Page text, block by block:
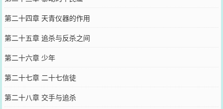
第二十四章 天青仪器的作用
第二十五章 追杀与反杀之间
第二十六章 少年
第二十七章 二十七信徒
第二十八章 交手与追杀